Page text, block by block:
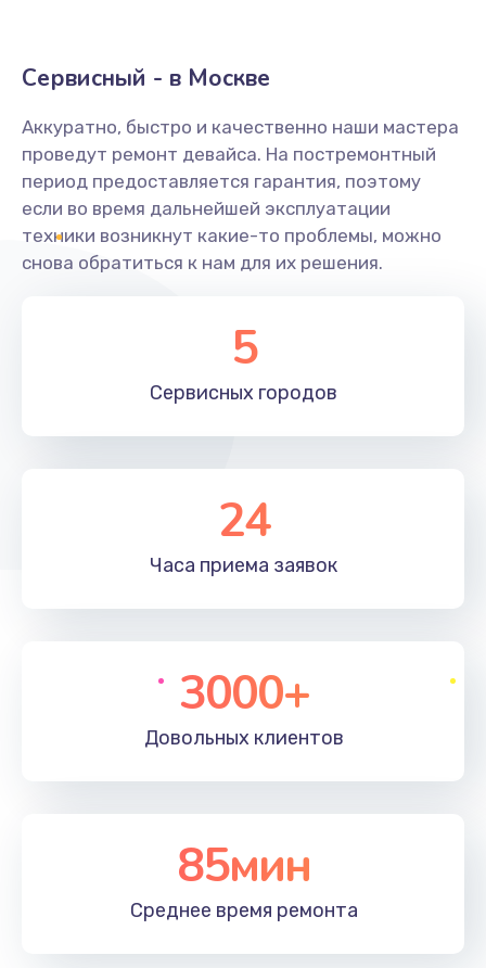
Сервисный - в Москве
Аккуратно, быстро и качественно наши мастера
проведут ремонт девайса. На постремонтный
период предоставляется гарантия, поэтому
если во время дальнейшей эксплуатации
техники возникнут какие-то проблемы, можно
снова обратиться к нам для их решения.
5
Сервисных городов
24
Часа приема заявок
3000+
Довольных клиентов
85мин
Среднее время ремонта